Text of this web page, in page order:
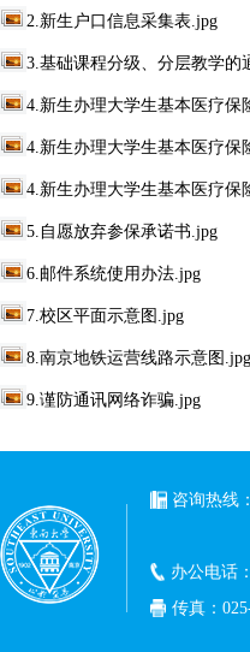
2.新生户口信息采集表.jpg
3.基础课程分级、分层教学的
4.新生办理大学生基本医疗保
4.新生办理大学生基本医疗保
4.新生办理大学生基本医疗保
5.自愿放弃参保承诺书.jpg
6.邮件系统使用办法.jpg
7.校区平面示意图.jpg
8.南京地铁运营线路示意图.jpg
9.谨防通讯网络诈骗.jpg
咨询热线
办公电话
传真：